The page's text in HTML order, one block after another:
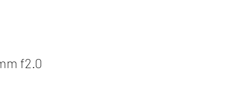
f2.0